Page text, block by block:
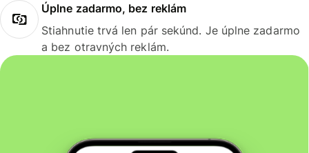
Úplne zadarmo, bez reklám
Stiahnutie trvá len pár sekúnd. Je úplne zadarmo
a bez otravných reklám.